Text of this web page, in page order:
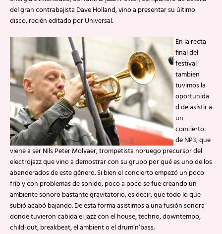
del gran contrabajista Dave Holland, vino a presentar su último
disco, recién editado por Universal.
En la recta
final del
festival
tambien
tuvimos la
oportunida
d de asistir a
un
concierto
de NP3, que
viene a ser Nils Peter Molvaer, trompetista noruego precursor del
electrojazz que vino a demostrar con su grupo por qué es uno de los
abanderados de este género. Si bien el concierto empezó un poco
frío y con problemas de sonido, poco a poco se fue creando un
ambiente sonoro bastante gravitatorio, es decir, que todo lo que
subió acabó bajando. De esta forma asistimos a una fusión sonora
donde tuvieron cabida el jazz con el house, techno, downtempo,
child-out, breakbeat, el ambient o el drum’n’bass.